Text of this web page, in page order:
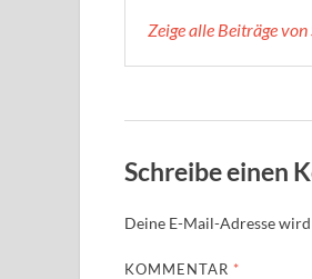
Zeige alle Beiträge
Schreibe einen
Deine E-Mail-Adresse
KOMMENTAR *